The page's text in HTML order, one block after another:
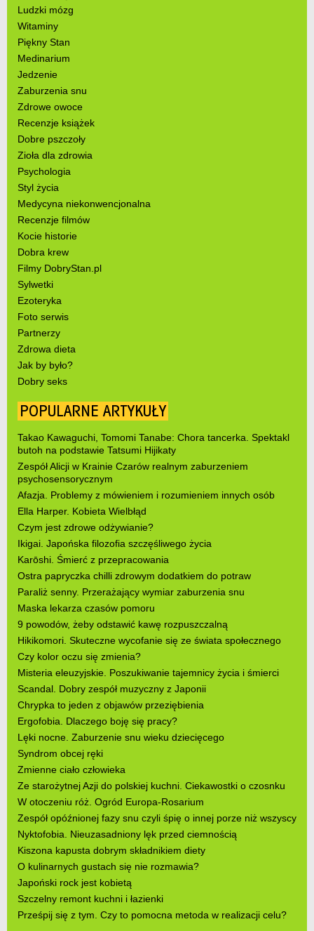
Ludzki mózg
Witaminy
Piękny Stan
Medinarium
Jedzenie
Zaburzenia snu
Zdrowe owoce
Recenzje książek
Dobre pszczoły
Zioła dla zdrowia
Psychologia
Styl życia
Medycyna niekonwencjonalna
Recenzje filmów
Kocie historie
Dobra krew
Filmy DobryStan.pl
Sylwetki
Ezoteryka
Foto serwis
Partnerzy
Zdrowa dieta
Jak by było?
Dobry seks
POPULARNE ARTYKUŁY
Takao Kawaguchi, Tomomi Tanabe: Chora tancerka. Spektakl
butoh na podstawie Tatsumi Hijikaty
Zespół Alicji w Krainie Czarów realnym zaburzeniem
psychosensorycznym
Afazja. Problemy z mówieniem i rozumieniem innych osób
Ella Harper. Kobieta Wielbłąd
Czym jest zdrowe odżywianie?
Ikigai. Japońska filozofia szczęśliwego życia
Karōshi. Śmierć z przepracowania
Ostra papryczka chilli zdrowym dodatkiem do potraw
Paraliż senny. Przerażający wymiar zaburzenia snu
Maska lekarza czasów pomoru
9 powodów, żeby odstawić kawę rozpuszczalną
Hikikomori. Skuteczne wycofanie się ze świata społecznego
Czy kolor oczu się zmienia?
Misteria eleuzyjskie. Poszukiwanie tajemnicy życia i śmierci
Scandal. Dobry zespół muzyczny z Japonii
Chrypka to jeden z objawów przeziębienia
Ergofobia. Dlaczego boję się pracy?
Lęki nocne. Zaburzenie snu wieku dziecięcego
Syndrom obcej ręki
Zmienne ciało człowieka
Ze starożytnej Azji do polskiej kuchni. Ciekawostki o czosnku
W otoczeniu róż. Ogród Europa-Rosarium
Zespół opóźnionej fazy snu czyli śpię o innej porze niż wszyscy
Nyktofobia. Nieuzasadniony lęk przed ciemnością
Kiszona kapusta dobrym składnikiem diety
O kulinarnych gustach się nie rozmawia?
Japoński rock jest kobietą
Szczelny remont kuchni i łazienki
Prześpij się z tym. Czy to pomocna metoda w realizacji celu?